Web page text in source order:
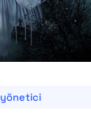
yönetici